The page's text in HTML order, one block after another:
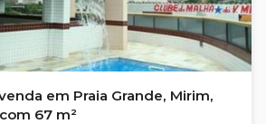
em Praia Grande, Mirim,
67 m²